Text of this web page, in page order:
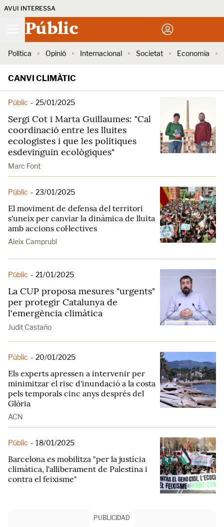
AVUI INTERESSA
Públic
Política Opinió Internacional Societat Economia
CANVI CLIMÀTIC
Públic - 25/01/2025
Sergi Cot i Marta Guillaumes: "Cal
coordinació entre les lluites
ecologistes i que les polítiques
esdevinguin ecològiques"
Marc Font
Públic - 23/01/2025
El moviment de defensa del territori
s'uneix per canviar la dinàmica de lluita
amb accions col·lectives
Aleix Camprubí
Públic - 21/01/2025
La CUP proposa mesures "urgents"
per protegir Catalunya de
l'emergència climàtica
Judit Castaño
Públic - 20/01/2025
Els experts apressen a intervenir per
minimitzar el risc d'inundació a la costa
pels temporals cinc anys després del
Glòria
ACN
Públic - 18/01/2025
Barcelona es mobilitza "per la justícia
climàtica, l'alliberament de Palestina i
contra el feixisme"
PUBLICIDAD